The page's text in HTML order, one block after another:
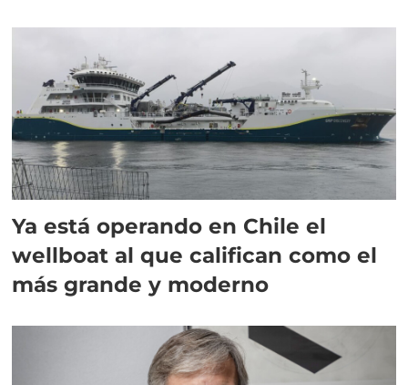
Ya está operando en Chile el
wellboat al que califican como el
más grande y moderno